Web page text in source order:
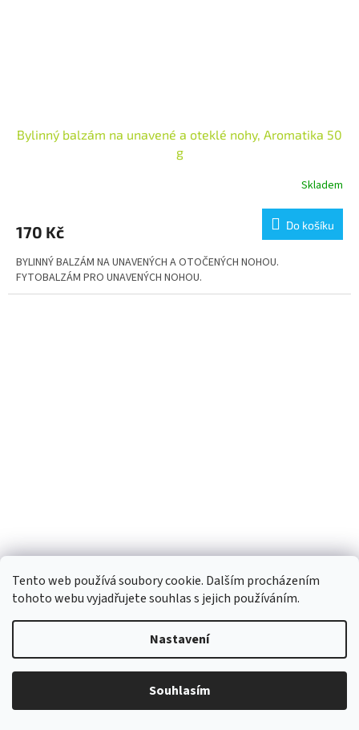
Tento web používá soubory cookie. Dalším procházením
tohoto webu vyjadřujete souhlas s jejich používáním.
Nastavení
Souhlasím
Bylinný balzám na unavené a oteklé nohy, Aromatika 50
g
Skladem
170 Kč Do košíku
BYLINNÝ BALZÁM NA UNAVENÝCH A OTOČENÝCH NOHOU.
FYTOBALZÁM PRO UNAVENÝCH NOHOU.
50g
192 Kč Do košíku
Balzám pomáhá odstraňovat otoky, záněty a modřiny. Podporuje
rychlejší regeneraci tkání, posiluje stěny cév a kapilár, urychluje